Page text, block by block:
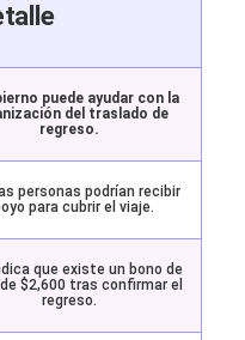
puede ayudar con la
del traslado de
regreso.
personas podrían recibir
para cubrir el viaje.
que existe un bono de
$2,600 tras confirmar el
regreso.